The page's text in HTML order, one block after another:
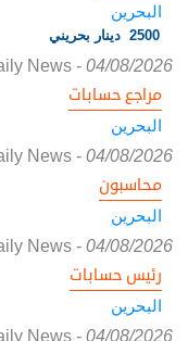
البحرين
2500 دينار بحريني
News- 04/08/2026
مراجع حسابات
البحرين
News- 04/08/2026
محاسبون
البحرين
News- 04/08/2026
رئيس حسابات
البحرين
News- 04/08/2026